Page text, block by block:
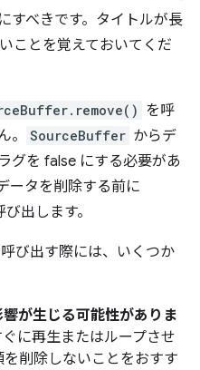
すべきです。タイトルが長
ことを覚えておいてくだ
を呼
。
SourceBuffer からデ
グを false にする必要があ
ータを削除する前に
び出します。
び出す際には、いくつか
が生じる可能性がありま
に再生またはループさせ
削除しないことをおすす